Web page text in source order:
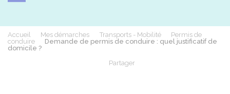
Accueil Mes démarches Transports - Mobilité
Permis de
conduire
Demande de permis de conduire : quel justificatif de
domicile ?
Partager